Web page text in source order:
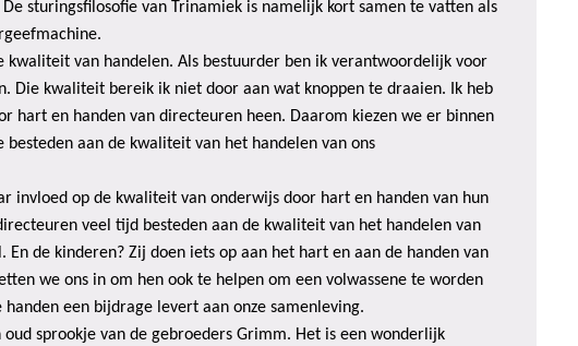
sturingsfilosofie van Trinamiek is namelijk kort samen te vatten als
kwaliteit van handelen. Als bestuurder ben ik verantwoordelijk voor
Die kwaliteit bereik ik niet door aan wat knoppen te draaien. Ik heb
hart en handen van directeuren heen. Daarom kiezen we er binnen
aan de kwaliteit van het handelen van ons
invloed op de kwaliteit van onderwijs door hart en handen van hun
veel tijd besteden aan de kwaliteit van het handelen van
de kinderen? Zij doen iets op aan het hart en aan de handen van
we ons in om hen ook te helpen om een volwassene te worden
een bijdrage levert aan onze samenleving.
sprookje van de gebroeders Grimm. Het is een wonderlijk